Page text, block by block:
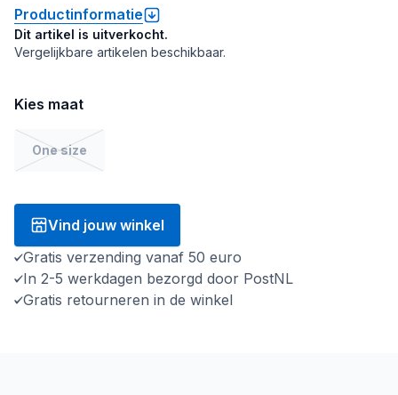
Productinformatie
Dit artikel is uitverkocht.
Vergelijkbare artikelen beschikbaar.
Kies maat
One size
Vind jouw winkel
Gratis verzending vanaf 50 euro
In 2-5 werkdagen bezorgd door PostNL
Gratis retourneren in de winkel